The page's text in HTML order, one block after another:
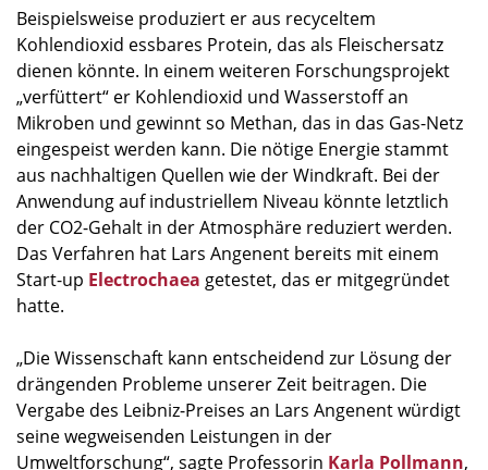
Beispielsweise produziert er aus recyceltem
Kohlendioxid essbares Protein, das als Fleischersatz
dienen könnte. In einem weiteren Forschungsprojekt
„verfüttert“ er Kohlendioxid und Wasserstoff an
Mikroben und gewinnt so Methan, das in das Gas-Netz
eingespeist werden kann. Die nötige Energie stammt
aus nachhaltigen Quellen wie der Windkraft. Bei der
Anwendung auf industriellem Niveau könnte letztlich
der CO2-Gehalt in der Atmosphäre reduziert werden.
Das Verfahren hat Lars Angenent bereits mit einem
Start-up Electrochaea getestet, das er mitgegründet
hatte.
„Die Wissenschaft kann entscheidend zur Lösung der
drängenden Probleme unserer Zeit beitragen. Die
Vergabe des Leibniz-Preises an Lars Angenent würdigt
seine wegweisenden Leistungen in der
Umweltforschung“, sagte Professorin Karla Pollmann,